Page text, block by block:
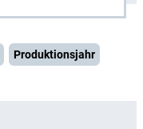
Produktionsjahr